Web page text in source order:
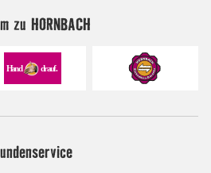
zu HORNBACH